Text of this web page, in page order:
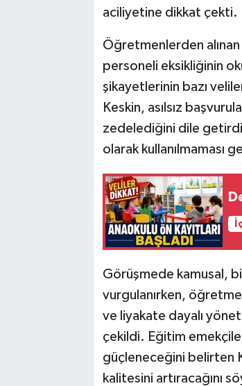
aciliyetine dikkat çekti.
Öğretmenlerden
personeli eksikliğinin
şikayetlerinin bazı
Keskin, asılsız
zedelediğini dile
olarak kullanılmaması
Görüşmede kamusal,
vurgulanırken,
ve liyakate dayalı
çekildi. Eğitim
güçleneceğini belirten
kalitesini artıracağını